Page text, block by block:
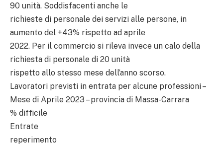
90 unità. Soddisfacenti anche le
richieste di personale dei servizi alle persone, in
aumento del +43% rispetto ad aprile
2022. Per il commercio si rileva invece un calo della
richiesta di personale di 20 unità
rispetto allo stesso mese dell’anno scorso.
Lavoratori previsti in entrata per alcune professioni –
Mese di Aprile 2023 – provincia di Massa-Carrara
% difficile
Entrate
reperimento